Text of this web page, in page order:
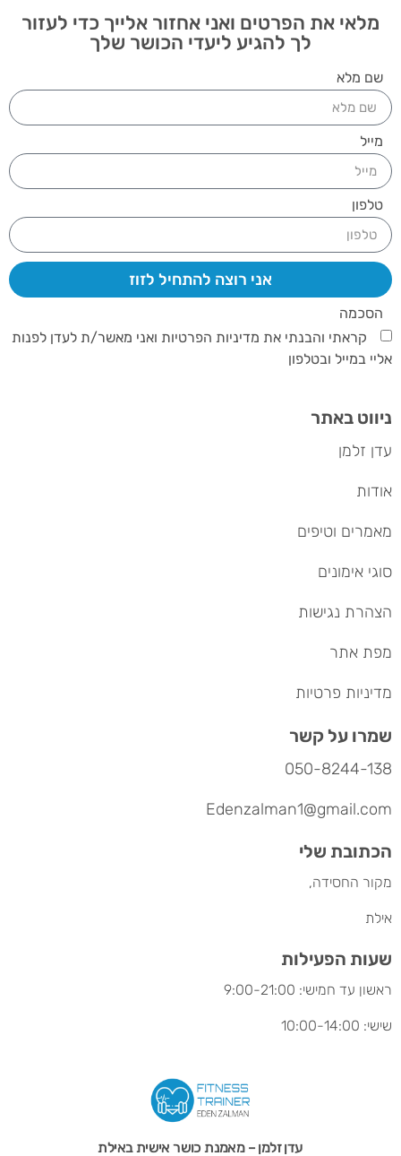
מלאי את הפרטים ואני אחזור אלייך כדי לעזור
לך להגיע ליעדי הכושר שלך
שם מלא
מייל
טלפון
הסכמה
קראתי והבנתי את מדיניות הפרטיות ואני מאשר/ת לעדן לפנות
אליי במייל ובטלפון
אני רוצה להתחיל לזוז
עדן זלמן – מאמנת כושר אישית באילת
ניווט באתר
הכתובת שלי
שמרו על קשר
שעות הפעילות
עדן זלמן
אודות
מאמרים וטיפים
סוגי אימונים
הצהרת נגישות
מפת אתר
מדיניות פרטיות
מקור החסידה,
אילת
050-8244-138
Edenzalman1@gmail.com
ראשון עד חמישי: 9:00-21:00
שישי: 10:00-14:00